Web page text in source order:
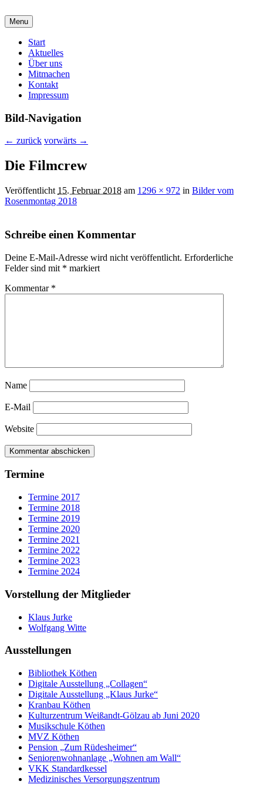
malzirkel-koethen.de
Verein für Freunde der Malerei und Grafik
Menu
Hauptmenü
Start
Aktuelles
Über uns
Mitmachen
Kontakt
Impressum
Bild-Navigation
← zurück vorwärts →
Die Filmcrew
Veröffentlicht 15. Februar 2018 am 1296 × 972 in Bilder vom
Rosenmontag 2018
Schreibe einen Kommentar
Deine E-Mail-Adresse wird nicht veröffentlicht. Erforderliche
Felder sind mit * markiert
Kommentar *
Name
E-Mail
Website
Termine
Termine 2017
Termine 2018
Termine 2019
Termine 2020
Termine 2021
Termine 2022
Termine 2023
Termine 2024
Vorstellung der Mitglieder
Klaus Jurke
Wolfgang Witte
Ausstellungen
Bibliothek Köthen
Digitale Ausstellung „Collagen“
Digitale Ausstellung „Klaus Jurke“
Kranbau Köthen
Kulturzentrum Weißandt-Gölzau ab Juni 2020
Musikschule Köthen
MVZ Köthen
Pension „Zum Rüdesheimer“
Seniorenwohnanlage „Wohnen am Wall“
VKK Standardkessel
Medizinisches Versorgungszentrum